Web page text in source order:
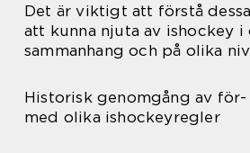
Det är viktigt att förstå
att kunna njuta av ishockey i
sammanhang och på olika
Historisk genomgång av
med olika ishockeyregler